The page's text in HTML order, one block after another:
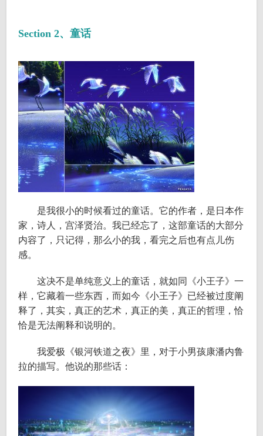
Section 2、童话
是我很小的时候看过的童话。它的作者，是日本作
家，诗人，宫泽贤治。我已经忘了，这部童话的大部分
内容了，只记得，那么小的我，看完之后也有点儿伤
感。
这决不是单纯意义上的童话，就如同《小王子》一
样，它藏着一些东西，而如今《小王子》已经被过度阐
释了，其实，真正的艺术，真正的美，真正的哲理，恰
恰是无法阐释和说明的。
我爱极《银河铁道之夜》里，对于小男孩康潘内鲁
拉的描写。他说的那些话：